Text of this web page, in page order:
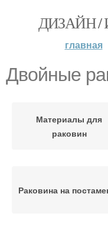
ДИЗАЙН /
главная
Двойные
Материалы для
раковин
Раковина на